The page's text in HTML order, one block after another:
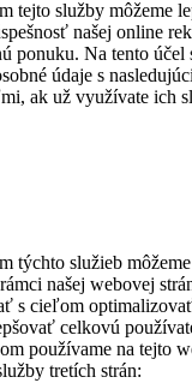
tejto služby môžeme
našej online
ponuku. Na tento účel
údaje s
ak už využívate ich
týchto služieb
našej webovej
s cieľom
celkovú
používame na tejto
tretích strán: